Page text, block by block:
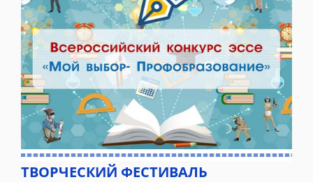
ТВОРЧЕСКИЙ ФЕСТИВАЛЬ